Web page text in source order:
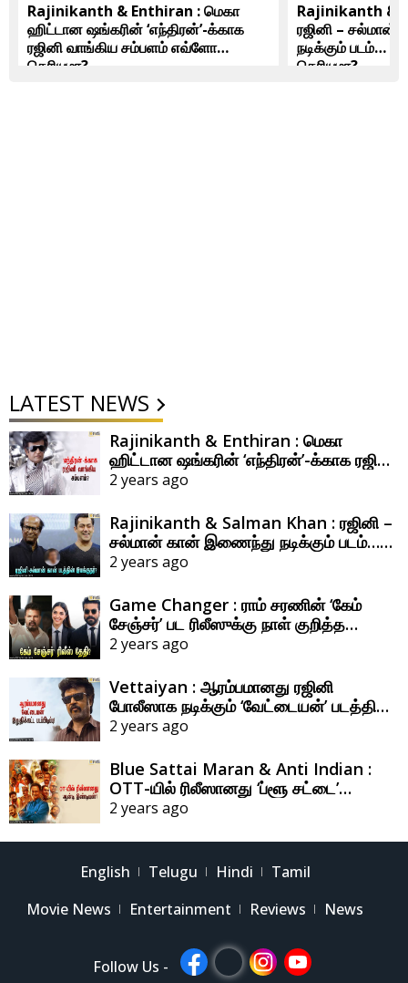
Rajinikanth & Enthiran : மெகா
ஹிட்டான ஷங்கரின் ‘எந்திரன்’-க்காக
ரஜினி வாங்கிய சம்பளம் எவ்ளோ
தெரியுமா?
Rajinikanth &
ரஜினி –
நடிக்கும் படம்…
தெரியுமா?
LATEST NEWS
Rajinikanth & Enthiran : மெகா
ஹிட்டான ஷங்கரின் ‘எந்திரன்’-க்காக ரஜினி
வாங்கிய சம்பளம் எவ்ளோ தெரியுமா?
2 years ago
Rajinikanth & Salman Khan : ரஜினி –
சல்மான் கான் இணைந்து நடிக்கும் படம்…
இதன் இயக்குநர் யார் தெரியுமா?
2 years ago
Game Changer : ராம் சரணின் ‘கேம்
சேஞ்சர்’ பட ரிலீஸுக்கு நாள் குறித்த
இயக்குநர் ஷங்கர்!
2 years ago
Vettaiyan : ஆரம்பமானது ரஜினி
போலீஸாக நடிக்கும் ‘வேட்டையன்’ படத்தின்
ஃபைனல் ஷெட்யூல் ஷூட்டிங்!
2 years ago
Blue Sattai Maran & Anti Indian :
OTT-யில் ரிலீஸானது ‘ப்ளூ சட்டை’
மாறனின் ‘ஆன்டி இண்டியன்’!
2 years ago
English Telugu Hindi
Tamil
Movie News
Entertainment Reviews News
Follow Us -